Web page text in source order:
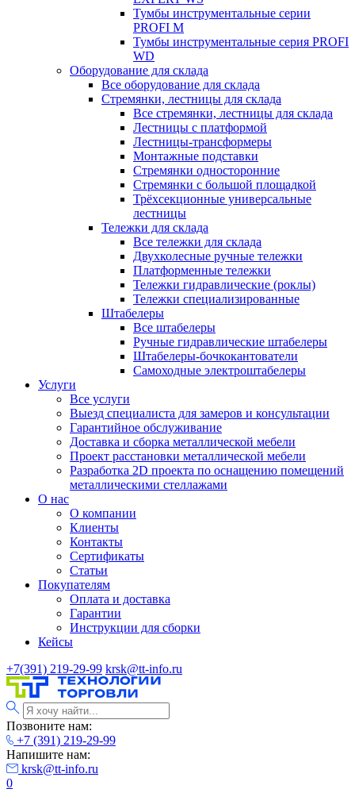
Тумбы инструментальные серии
PROFI M
Тумбы инструментальные серия PROFI
WD
Оборудование для склада
Все оборудование для склада
Стремянки, лестницы для склада
Все стремянки, лестницы для склада
Лестницы с платформой
Лестницы-трансформеры
Монтажные подставки
Стремянки односторонние
Стремянки с большой площадкой
Трёхсекционные универсальные
лестницы
Тележки для склада
Все тележки для склада
Двухколесные ручные тележки
Платформенные тележки
Тележки гидравлические (роклы)
Тележки специализированные
Штабелеры
Все штабелеры
Ручные гидравлические штабелеры
Штабелеры-бочкокантователи
Самоходные электроштабелеры
Услуги
Все услуги
Выезд специалиста для замеров и консультации
Гарантийное обслуживание
Доставка и сборка металлической мебели
Проект расстановки металлической мебели
Разработка 2D проекта по оснащению помещений
металлическими стеллажами
О нас
О компании
Клиенты
Контакты
Сертификаты
Статьи
Покупателям
Оплата и доставка
Гарантии
Инструкции для сборки
Кейсы
+7(391) 219-29-99 krsk@tt-info.ru
Позвоните нам:
+7 (391) 219-29-99
Напишите нам:
krsk@tt-info.ru
0